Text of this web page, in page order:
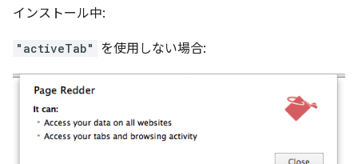
インストール中:
"activeTab" を使用しない場合: